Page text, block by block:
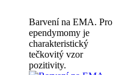
Barvení na EMA. Pro
ependymomy je
charakteristický
tečkovitý vzor
pozitivity.